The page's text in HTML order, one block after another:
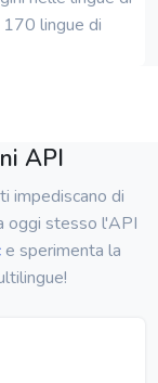
lingue di
API
impediscano di
oggi stesso l'API
e sperimenta la